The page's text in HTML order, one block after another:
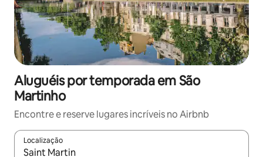
Aluguéis por temporada em São
Martinho
Encontre e reserve lugares incríveis no Airbnb
Localização
Quando os resultados estiverem disponíveis, explore-os